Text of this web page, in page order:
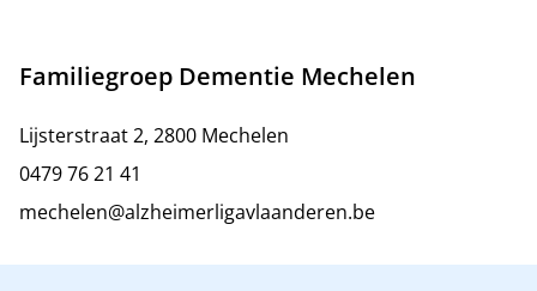
Familiegroep Dementie Mechelen
Lijsterstraat 2, 2800 Mechelen
0479 76 21 41
mechelen@alzheimerligavlaanderen.be